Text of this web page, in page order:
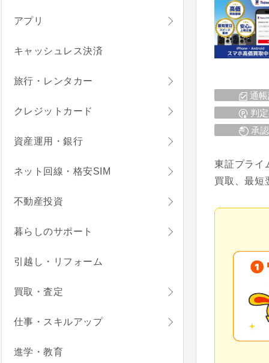
通
判
承
東証プライ
買取、最短
アプリ
キャッシュレス決済
旅行・レンタカー
クレジットカード
資産運用・銀行
ネット回線・格安SIM
不動産投資
暮らしのサポート
引越し・リフォーム
買取・査定
仕事・スキルアップ
進学・教育